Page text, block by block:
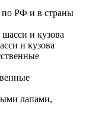
по РФ и в страны
и кузова